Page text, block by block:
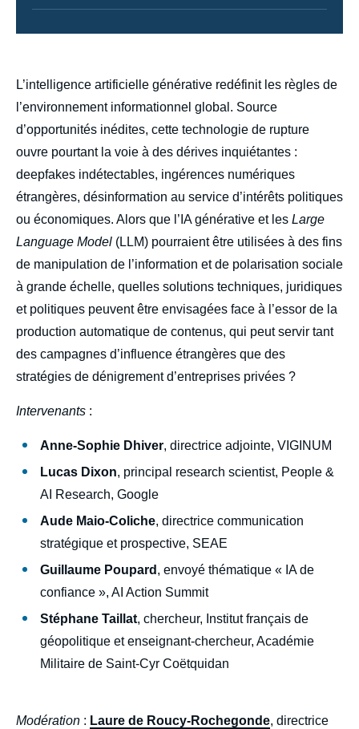
body
L’intelligence artificielle générative redéfinit les règles de
l’environnement informationnel global. Source
d’opportunités inédites, cette technologie de rupture
ouvre pourtant la voie à des dérives inquiétantes :
deepfakes indétectables, ingérences numériques
étrangères, désinformation au service d’intérêts politiques
ou économiques. Alors que l’IA générative et les Large
Language Model (LLM) pourraient être utilisées à des fins
de manipulation de l’information et de polarisation sociale
à grande échelle, quelles solutions techniques, juridiques
et politiques peuvent être envisagées face à l’essor de la
production automatique de contenus, qui peut servir tant
des campagnes d’influence étrangères que des
stratégies de dénigrement d’entreprises privées ?
Intervenants :
Anne-Sophie Dhiver, directrice adjointe, VIGINUM
Lucas Dixon, principal research scientist, People &
AI Research, Google
Aude Maio-Coliche, directrice communication
stratégique et prospective, SEAE
Guillaume Poupard , envoyé thématique « IA de
confiance », AI Action Summit
Stéphane Taillat, chercheur, Institut français de
géopolitique et enseignant-chercheur, Académie
Militaire de Saint-Cyr Coëtquidan
Modération : Laure de Roucy-Rochegonde, directrice